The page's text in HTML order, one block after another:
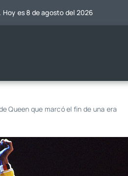
Hoy es 8 de agosto del 2026
Queen que marcó el fin de una era